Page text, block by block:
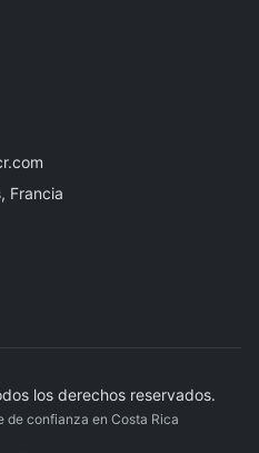
Francia
los derechos reservados.
de confianza en Costa Rica